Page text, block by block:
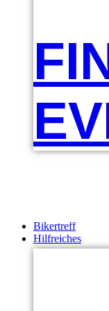
Bikertreff
Hilfreiches